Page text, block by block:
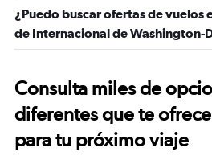
¿Puedo buscar ofertas de vuelos
de Internacional de Washington-
Consulta miles de
diferentes que te
para tu próximo viaje